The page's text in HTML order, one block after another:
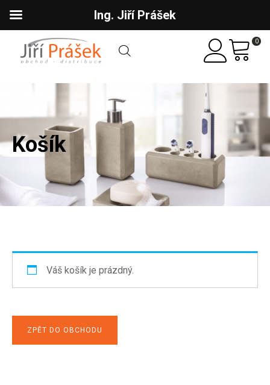
0
Košík
Váš košík je prázdný.
ZPĚT DO OBCHODU
Ing. Jiří Prášek